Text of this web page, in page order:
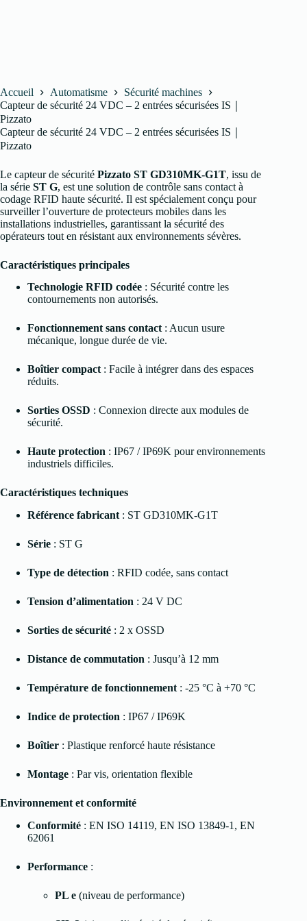
Accueil Automatisme
Sécurité machines
Capteur de sécurité 24 VDC – 2 entrées sécurisées IS｜
Pizzato
Capteur de sécurité 24 VDC – 2 entrées sécurisées IS｜
Pizzato
Le capteur de sécurité Pizzato ST GD310MK-G1T, issu de
la série ST G, est une solution de contrôle sans contact à
codage RFID haute sécurité. Il est spécialement conçu pour
surveiller l’ouverture de protecteurs mobiles dans les
installations industrielles, garantissant la sécurité des
opérateurs tout en résistant aux environnements sévères.
Caractéristiques principales
Technologie RFID codée : Sécurité contre les
contournements non autorisés.
Fonctionnement sans contact : Aucun usure
mécanique, longue durée de vie.
Boîtier compact : Facile à intégrer dans des espaces
réduits.
Sorties OSSD : Connexion directe aux modules de
sécurité.
Haute protection : IP67 / IP69K pour environnements
industriels difficiles.
Caractéristiques techniques
Référence fabricant : ST GD310MK-G1T
Série : ST G
Type de détection : RFID codée, sans contact
Tension d’alimentation : 24 V DC
Sorties de sécurité : 2 x OSSD
Distance de commutation : Jusqu’à 12 mm
Température de fonctionnement : -25 °C à +70 °C
Indice de protection : IP67 / IP69K
Boîtier : Plastique renforcé haute résistance
Montage : Par vis, orientation flexible
Environnement et conformité
Conformité : EN ISO 14119, EN ISO 13849-1, EN
62061
Performance :
PL e (niveau de performance)